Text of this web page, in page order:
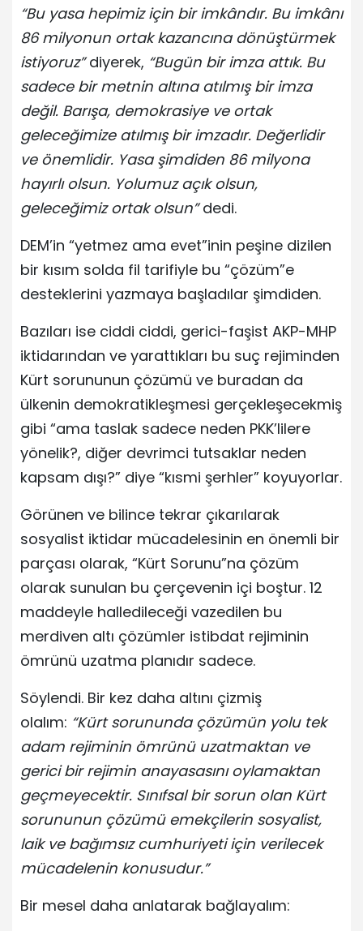
“Bu yasa hepimiz için bir imkândır. Bu imkânı
86 milyonun ortak kazancına dönüştürmek
istiyoruz”diyerek, “Bugün bir imza attık. Bu
sadece bir metnin altına atılmış bir imza
değil. Barışa, demokrasiye ve ortak
geleceğimize atılmış bir imzadır. Değerlidir
ve önemlidir. Yasa şimdiden 86 milyona
hayırlı olsun. Yolumuz açık olsun,
geleceğimiz ortak olsun”dedi.
DEM’in “yetmez ama evet”inin peşine dizilen
bir kısım solda fil tarifiyle bu “çözüm”e
desteklerini yazmaya başladılar şimdiden.
Bazıları ise ciddi ciddi, gerici-faşist AKP-MHP
iktidarından ve yarattıkları bu suç rejiminden
Kürt sorununun çözümü ve buradan da
ülkenin demokratikleşmesi gerçekleşecekmiş
gibi “ama taslak sadece neden PKK’lilere
yönelik?, diğer devrimci tutsaklar neden
kapsam dışı?” diye “kısmi şerhler” koyuyorlar.
Görünen ve bilince tekrar çıkarılarak
sosyalist iktidar mücadelesinin en önemli bir
parçası olarak, “Kürt Sorunu”na çözüm
olarak sunulan bu çerçevenin içi boştur. 12
maddeyle halledileceği vazedilen bu
merdiven altı çözümler istibdat rejiminin
ömrünü uzatma planıdır sadece.
Söylendi. Bir kez daha altını çizmiş
olalım: “Kürt sorununda çözümün yolu tek
adam rejiminin ömrünü uzatmaktan ve
gerici bir rejimin anayasasını oylamaktan
geçmeyecektir. Sınıfsal bir sorun olan Kürt
sorununun çözümü emekçilerin sosyalist,
laik ve bağımsız cumhuriyeti için verilecek
mücadelenin konusudur.”
Bir mesel daha anlatarak bağlayalım: